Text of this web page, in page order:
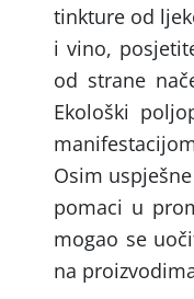
tinkture od
i vino,
od strane
Ekološki
Osim
pomaci u
mogao se
na